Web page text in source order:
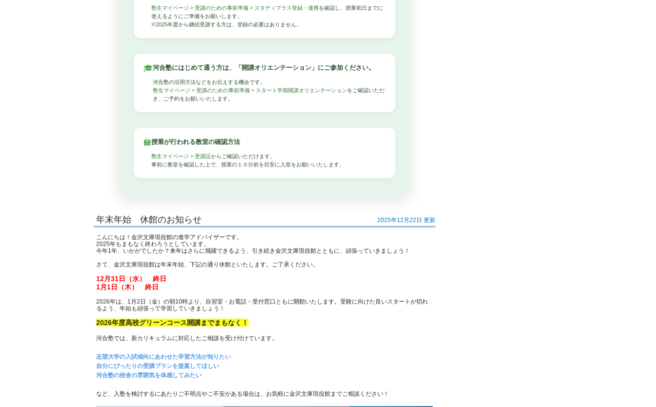
塾生マイページ > 受講のための事前準備 > スタディプラス登録・連携を確認し、授業初日までに
使えるようにご準備をお願いします。
※2025年度から継続受講する方は、登録の必要はありません。
🎓河合塾にはじめて通う方は、「開講オリエンテーション」にご参加ください。
河合塾の活用方法などをお伝えする機会です。
塾生マイページ > 受講のための事前準備 > スタート学期開講オリエンテーションをご確認いただ
き、ご予約をお願いいたします。
🏫授業が行われる教室の確認方法
塾生マイページ > 受講証からご確認いただけます。
事前に教室を確認した上で、授業の１０分前を目安に入室をお願いいたします。
年末年始 休館のお知らせ 2025年12月22日 更新
こんにちは！金沢文庫現役館の進学アドバイザーです。
2025年もまもなく終わろうとしています。
今年1年、いかがでしたか？来年はさらに飛躍できるよう、引き続き金沢文庫現役館とともに、頑張っていきましょう！
さて、金沢文庫現役館は年末年始、下記の通り休館といたします。ご了承ください。
12月31日（水） 終日
1月1日（木） 終日
2026年は、1月2日（金）の朝10時より、自習室・お電話・受付窓口ともに開館いたします。受験に向けた良いスタートが切れ
るよう、年始も頑張って学習していきましょう！
2026年度高校グリーンコース開講までまもなく！
河合塾では、新カリキュラムに対応したご相談を受け付けています。
志望大学の入試傾向にあわせた学習方法が知りたい
自分にぴったりの受講プランを提案してほしい
河合塾の校舎の雰囲気を体感してみたい
など、入塾を検討するにあたりご不明点やご不安がある場合は、お気軽に金沢文庫現役館までご相談ください！